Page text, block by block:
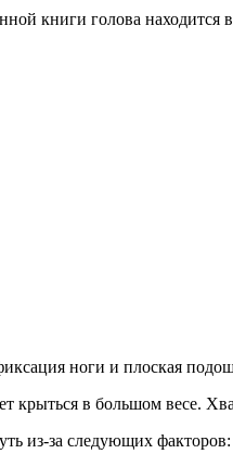
книги голова
ноги и плоская
крыться в большом весе.
из-за следующих факторов: